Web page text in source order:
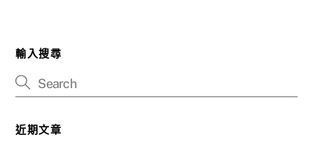
輸入搜尋
近期文章